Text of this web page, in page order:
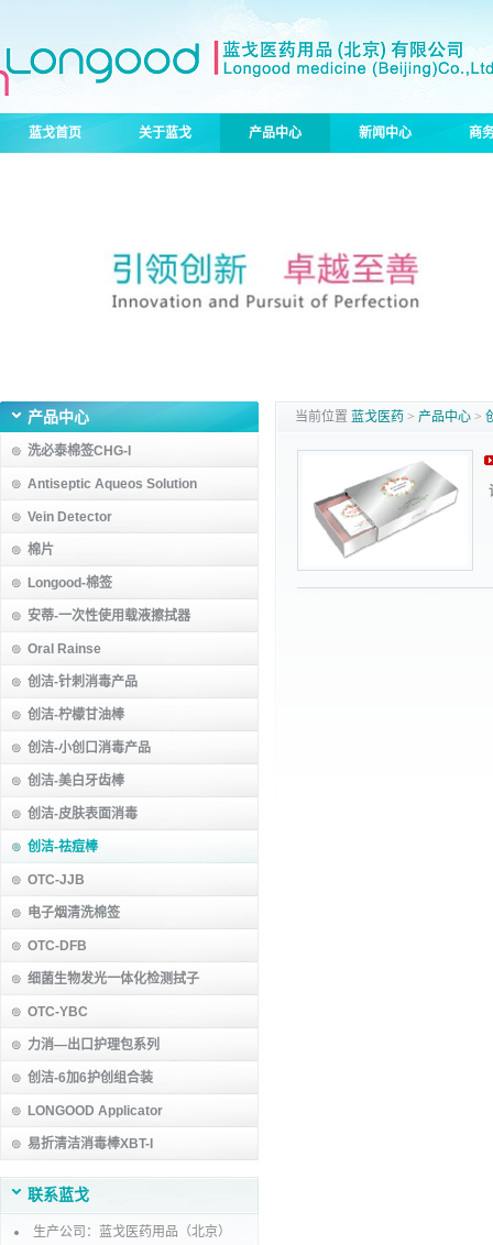
蓝戈首页 关于蓝戈 产品中心 新闻中心 商
产品中心
洗必泰棉签CHG-I
Antiseptic Aqueos Solution
Vein Detector
棉片
Longood-棉签
安蒂-一次性使用载液擦拭器
Oral Rainse
创洁-针刺消毒产品
创洁-柠檬甘油棒
创洁-小创口消毒产品
创洁-美白牙齿棒
创洁-皮肤表面消毒
创洁-祛痘棒
OTC-JJB
电子烟清洗棉签
OTC-DFB
细菌生物发光一体化检测拭子
OTC-YBC
力消—出口护理包系列
创洁-6加6护创组合装
LONGOOD Applicator
易折清洁消毒棒XBT-I
联系蓝戈
生产公司：蓝戈医药用品（北京）
当前位置 蓝戈医药 > 产品中心 >